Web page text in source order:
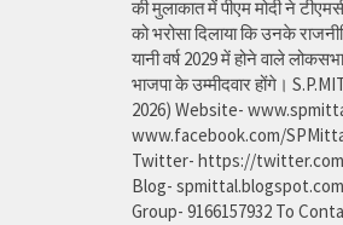
की मुलाकात में पीएम मोदी ने
को भरोसा दिलाया कि उनके
यानी वर्ष 2029 में होने वाले
भाजपा के उम्मीदवार होंगे।
2026) Website-
www.facebook.com/
Twitter- https://
Blog-
Group- 9166157932 To